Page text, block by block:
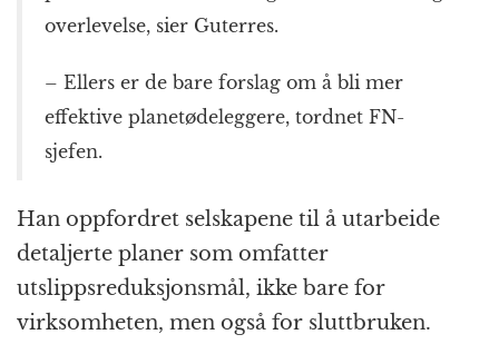
overlevelse, sier Guterres.
– Ellers er de bare forslag om å bli mer
effektive planetødeleggere, tordnet FN-
sjefen.
Han oppfordret selskapene til å utarbeide
detaljerte planer som omfatter
utslippsreduksjonsmål, ikke bare for
virksomheten, men også for sluttbruken.